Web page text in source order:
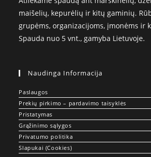
maišelių, kepurėlių ir kitų gaminių.
grupėms, organizacijoms, įmonėms ir
Spauda nuo 5 vnt., gamyba Lietuvoje.
Naudinga Informacija
Paslaugos
Prekių pirkimo – pardavimo taisyklės
Pristatymas
Grąžinimo sąlygos
Privatumo politika
Slapukai (Cookies)